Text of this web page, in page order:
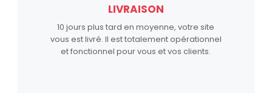
LIVRAISON
10 jours plus tard en moyenne, votre site
vous est livré. Il est totalement opérationnel
et fonctionnel pour vous et vos clients.